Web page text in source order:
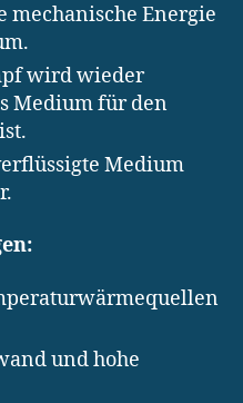
mechanische Energie
wird wieder
Medium für den
Medium
und hohe